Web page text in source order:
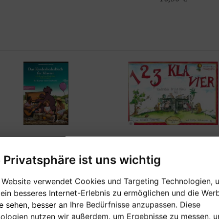
Privatsphäre ist uns wichtig
Website verwendet Cookies und Targeting Technologien,
besseres Internet-Erlebnis zu ermöglichen und die
sehen, besser an Ihre Bedürfnisse anzupassen. Diese
nutzen wir außerdem, um Ergebnisse zu messen,
[sofort verfügbar]
KINDERLIEDERBUCH
FÜR KLAVIER
[sofort verfügbar]
123 KLAVIER
Heft 1 mit CD - Klavierschule für
Hände